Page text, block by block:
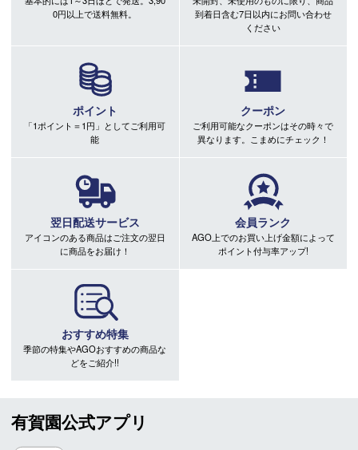
0円以上で送料無料。
到着日含む7日以内にお問い合わせ
ください
ポイント
「1ポイント＝1円」としてご利用可
能
クーポン
ご利用可能なクーポンはその時々で
異なります。こまめにチェック！
翌日配送サービス
アイコンのある商品はご注文の翌日
に商品をお届け！
会員ランク
AGO上でのお買い上げ金額によって
ポイント付与率アップ!
おすすめ特集
季節の特集やAGOおすすめの商品な
どをご紹介!!
有賀園公式アプリ